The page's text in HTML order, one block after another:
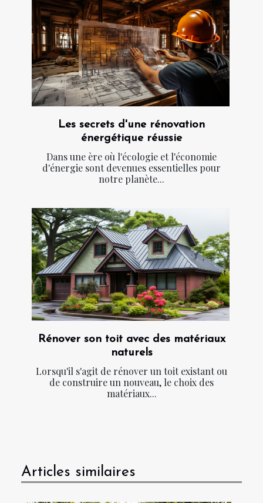
Les secrets d'une rénovation
énergétique réussie
Dans une ère où l'écologie et l'économie
d'énergie sont devenues essentielles pour
notre planète...
Rénover son toit avec des matériaux
naturels
Lorsqu'il s'agit de rénover un toit existant ou
de construire un nouveau, le choix des
matériaux...
Articles similaires